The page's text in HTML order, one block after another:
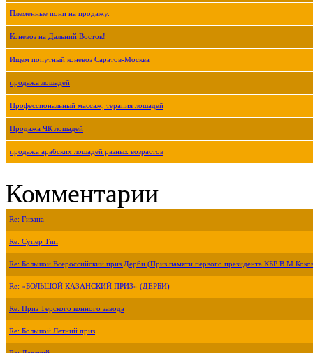
Племенные пони на продажу.
Коневоз на Дальний Восток!
Ищем попутный коневоз Саратов-Москва
продажа лошадей
Профессиональный массаж, терапия лошадей
Продажа ЧК лошадей
продажа арабских лошадей разных возрастов
Комментарии
Re: Гизана
Re: Супер Тип
Re: Большой Всероссийский приз Дерби (Приз памяти первого президента КБР
Re: «БОЛЬШОЙ КАЗАНСКИЙ ПРИЗ» (ДЕРБИ)
Re: Приз Терского конного завода
Re: Большой Летний приз